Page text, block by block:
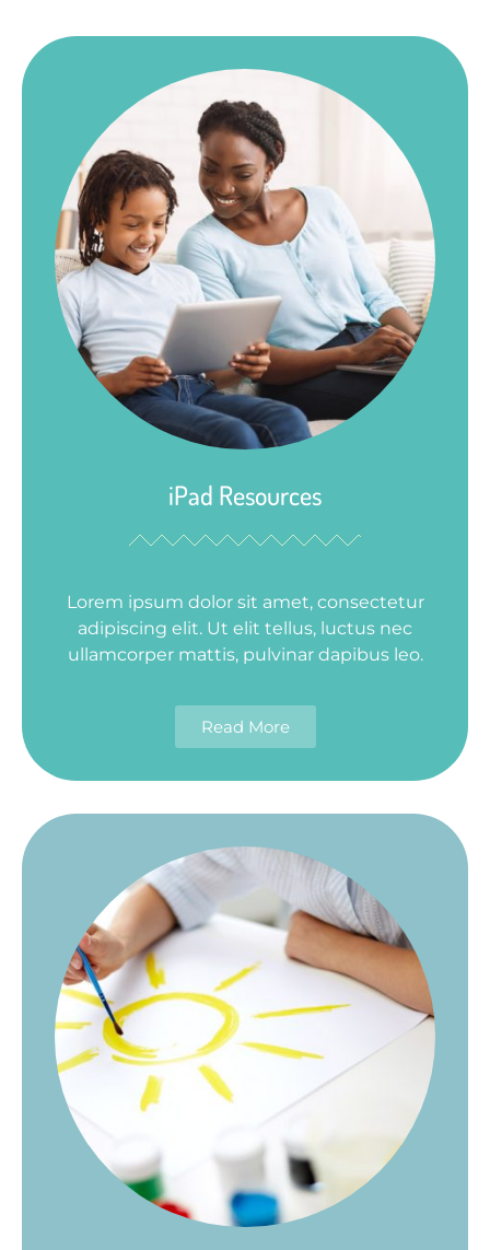
iPad Resources
Lorem ipsum dolor sit amet, consectetur
adipiscing elit. Ut elit tellus, luctus nec
ullamcorper mattis, pulvinar dapibus leo.
Read More